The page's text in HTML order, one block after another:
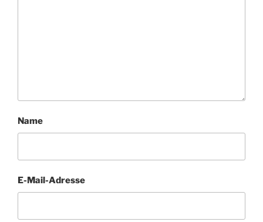
Name
E-Mail-Adresse